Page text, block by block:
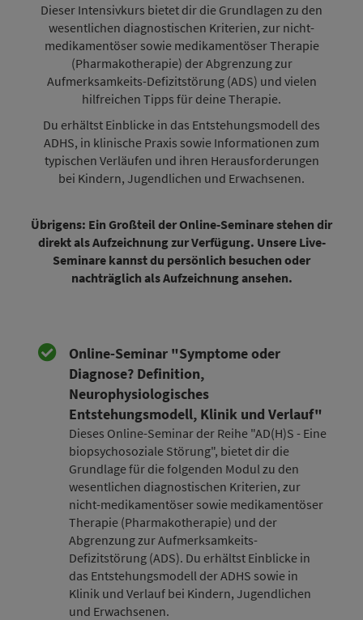
Dieser Intensivkurs bietet dir die Grundlagen zu den
wesentlichen diagnostischen Kriterien, zur nicht-
medikamentöser sowie medikamentöser Therapie
(Pharmakotherapie) der Abgrenzung zur
Aufmerksamkeits-Defizitstörung (ADS) und vielen
hilfreichen Tipps für deine Therapie.
Du erhältst Einblicke in das Entstehungsmodell des
ADHS, in klinische Praxis sowie Informationen zum
typischen Verläufen und ihren Herausforderungen
bei Kindern, Jugendlichen und Erwachsenen.
Übrigens: Ein Großteil der Online-Seminare stehen dir
direkt als Aufzeichnung zur Verfügung. Unsere Live-
Seminare kannst du persönlich besuchen oder
nachträglich als Aufzeichnung ansehen.
Online-Seminar "Symptome oder
Diagnose? Definition,
Neurophysiologisches
Entstehungsmodell, Klinik und Verlauf"
Dieses Online-Seminar der Reihe "AD(H)S - Eine
biopsychosoziale Störung", bietet dir die
Grundlage für die folgenden Modul zu den
wesentlichen diagnostischen Kriterien, zur
nicht-medikamentöser sowie medikamentöser
Therapie (Pharmakotherapie) und der
Abgrenzung zur Aufmerksamkeits-
Defizitstörung (ADS). Du erhältst Einblicke in
das Entstehungsmodell der ADHS sowie in
Klinik und Verlauf bei Kindern, Jugendlichen
und Erwachsenen.